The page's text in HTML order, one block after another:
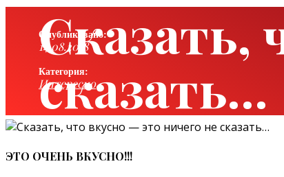
Сказать,
сказать…
Опубликовано:
14.08.2018
Категория:
Интересно
ЭТО ОЧЕНЬ ВКУСНО!!!